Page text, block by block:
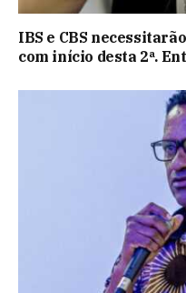
IBS e CBS
com início desta 2ª.